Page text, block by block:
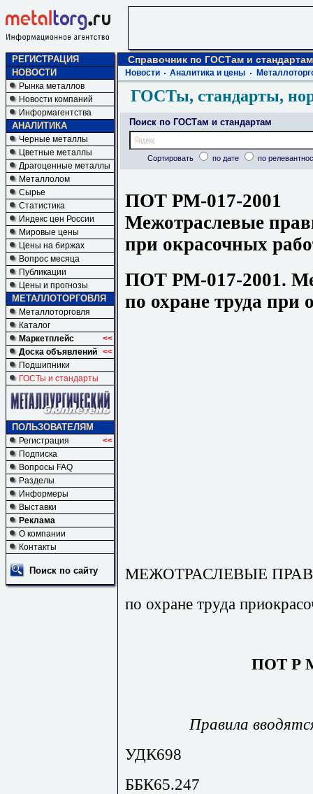
РЕГИСТРАЦИЯ
НОВОСТИ
Рынка металлов
Новости компаний
Информагентства
АНАЛИТИКА
Черные металлы
Цветные металлы
Драгоценные металлы
Металлолом
Сырье
Статистика
Индекс цен России
Мировые цены
Цены на биржах
Вопрос месяца
Публикации
Цены и прогнозы
МЕТАЛЛОТОРГОВЛЯ
Металлоторговля
Каталог
Маркетплейс
<<
Доска объявлений <<
Подшипники
ГОСТы и стандарты
ПОЛЬЗОВАТЕЛЯМ
Регистрация
<<
Подписка
Вопросы FAQ
Разделы
Информеры
Выставки
Реклама
О компании
Контакты
Поиск по сайту
Справочник по ГОСТам и стандартам
Новости Аналитика и цены
ГОСТы, стандарты,
Поиск по ГОСТам и стандартам
Сортировать по дате по
ПОТ РМ-017-2001
Межотраслевые
при окрасочных
ПОТ РМ-017-2001.
по охране труда при
МЕЖОТРАСЛЕВЫЕ
по охране труда
ПОТ Р
Правила
УДК698
ББК65.247